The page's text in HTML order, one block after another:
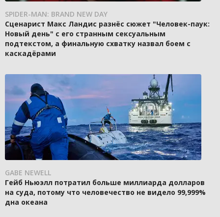
SPIDER-MAN: BRAND NEW DAY
Сценарист Макс Ландис разнёс сюжет "Человек-паук:
Новый день" с его странным сексуальным
подтекстом, а финальную схватку назвал боем с
каскадёрами
GABE NEWELL
Гейб Ньюэлл потратил больше миллиарда долларов
на суда, потому что человечество не видело 99,999%
дна океана